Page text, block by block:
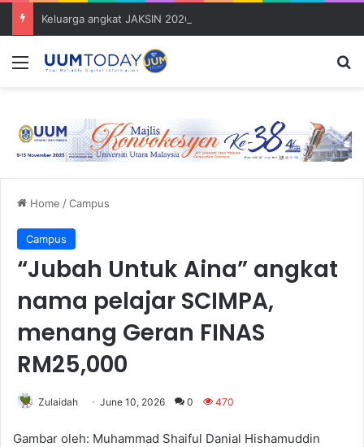
Menu
Home /Campus
Campus
“Jubah Untuk Aina” angkat
nama pelajar SCIMPA,
menang Geran FINAS
RM25,000
Zulaidah June 10, 2026 0 470
Gambar oleh: Muhammad Shaiful Danial Hishamuddin